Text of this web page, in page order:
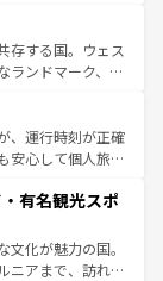
方が可能だ。さ
おり、どの街角に
以外の個性あふ
ことがない。ベ
ルプスの絶景、そ
景は必見。ビール
着の
ほしい。
存する国。ウェス
ランドマーク、歴
なアフタヌーン
パブ、サッカー観
富。イギリスを旅
、運行時刻が正確
安心して個人旅行
ではのユニークな
歩きも満喫する
も高いが、旅行
、うまく活用すれ
有名観光スポ
化が魅力の国。
ニアまで、訪れる